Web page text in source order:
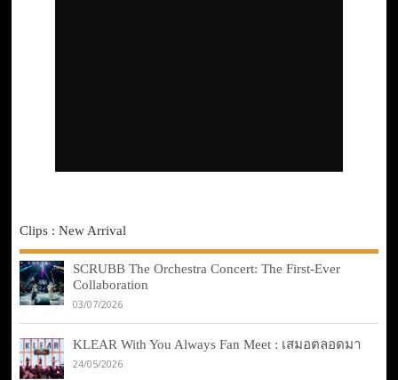
Clips : New Arrival
SCRUBB The Orchestra Concert: The First-Ever
Collaboration
03/07/2026
KLEAR With You Always Fan Meet : เสมอตลอดมา
24/05/2026